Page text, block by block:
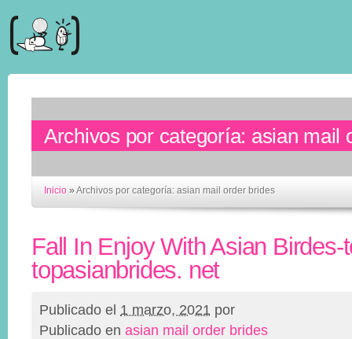
Archivos por categoría: asian mail
Inicio »Archivos por categoría: asian mail order brides
Fall In Enjoy With Asian Birdes-
topasianbrides. net
Publicado el 1 marzo, 2021 por
Publicado en asian mail order brides